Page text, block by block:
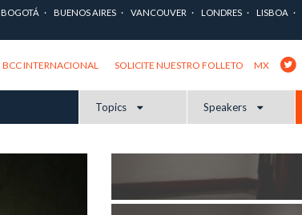
BOGOTÁ BUENOS AIRES VANCOUVER LONDRES LISBOA
BCC INTERNACIONAL SOLICITE NUESTRO FOLLETO MX
Topics Speakers
RAFAEL LIMÓN - ACTITUD